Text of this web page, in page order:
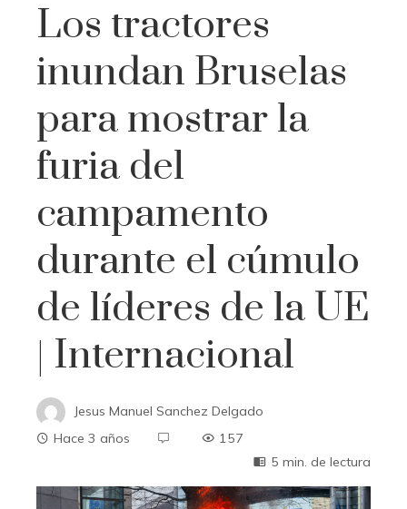
Los tractores
inundan Bruselas
para mostrar la
furia del
campamento
durante el cúmulo
de líderes de la UE
| Internacional
Jesus Manuel Sanchez Delgado
Hace 3 años
157
5 min. de lectura